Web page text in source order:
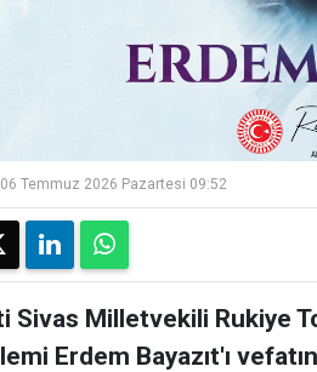
06 Temmuz 2026 Pazartesi 09:52
Sivas Milletvekili Rukiye
Erdem Bayazıt'ı